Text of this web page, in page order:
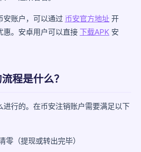
项
安账户，可以通过 币安官方地址 开
惠。安卓用户可以直接 下载APK 安
程是什么？
进行的。在币安注销账户需要满足以下
零（提现或转出完毕）